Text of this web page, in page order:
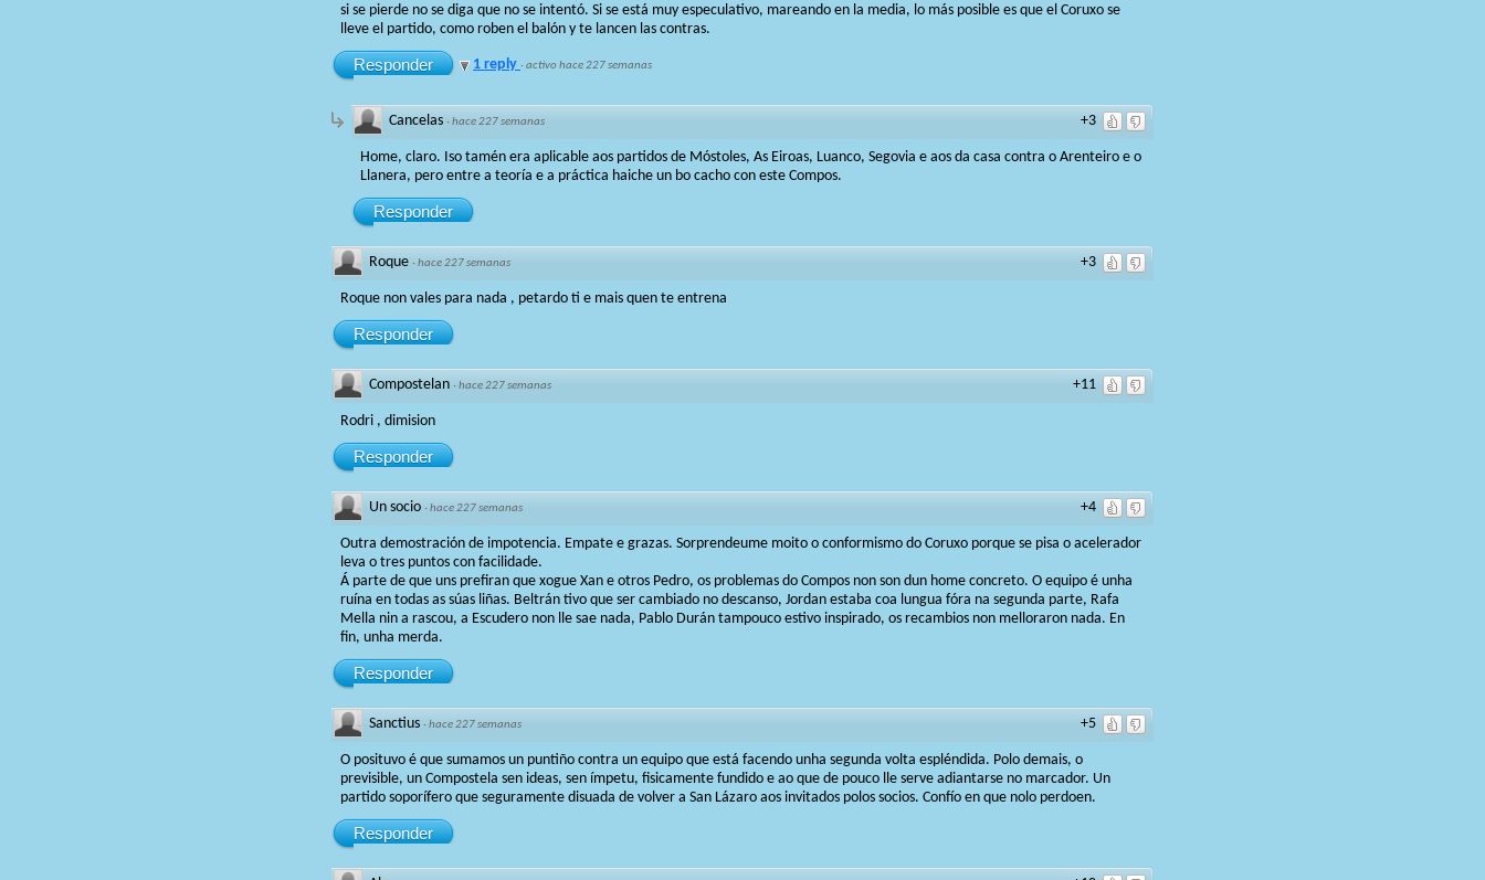
si se pierde no se diga que no se intentó. Si se está muy especulativo, mareando en la media, lo más posible es que el Coruxo se
lleve el partido, como roben el balón y te lancen las contras.
Responder 1 reply ·activo hace 227 semanas
+3
Cancelas ·hace 227 semanas
Home, claro. Iso tamén era aplicable aos partidos de Móstoles, As Eiroas, Luanco, Segovia e aos da casa contra o Arenteiro e o
Llanera, pero entre a teoría e a práctica haiche un bo cacho con este Compos.
Responder
+3
Roque ·hace 227 semanas
Roque non vales para nada , petardo ti e mais quen te entrena
Responder
+11
Compostelan ·hace 227 semanas
Rodri , dimision
Responder
+4
Un socio ·hace 227 semanas
Outra demostración de impotencia. Empate e grazas. Sorprendeume moito o conformismo do Coruxo porque se pisa o acelerador
leva o tres puntos con facilidade.
Á parte de que uns prefiran que xogue Xan e otros Pedro, os problemas do Compos non son dun home concreto. O equipo é unha
ruína en todas as súas liñas. Beltrán tivo que ser cambiado no descanso, Jordan estaba coa lungua fóra na segunda parte, Rafa
Mella nin a rascou, a Escudero non lle sae nada, Pablo Durán tampouco estivo inspirado, os recambios non melloraron nada. En
fin, unha merda.
Responder
+5
Sanctius ·hace 227 semanas
O posituvo é que sumamos un puntiño contra un equipo que está facendo unha segunda volta espléndida. Polo demais, o
previsible, un Compostela sen ideas, sen ímpetu, fisicamente fundido e ao que de pouco lle serve adiantarse no marcador. Un
partido soporífero que seguramente disuada de volver a San Lázaro aos invitados polos socios. Confío en que nolo perdoen.
Responder